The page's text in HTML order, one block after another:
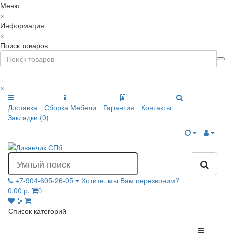
Меню
×
Информация
×
Поиск товаров
×
Доставка
Сборка Мебели Гарантия
Контакты
Закладки (0)
+7-904-605-26-05
Хотите, мы Вам перезвоним?
0.00 р.
0
Список категорий